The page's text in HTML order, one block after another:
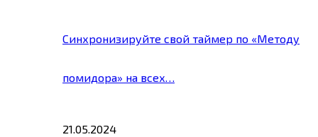
Синхронизируйте свой таймер по «Методу
помидора» на всех…
21.05.2024